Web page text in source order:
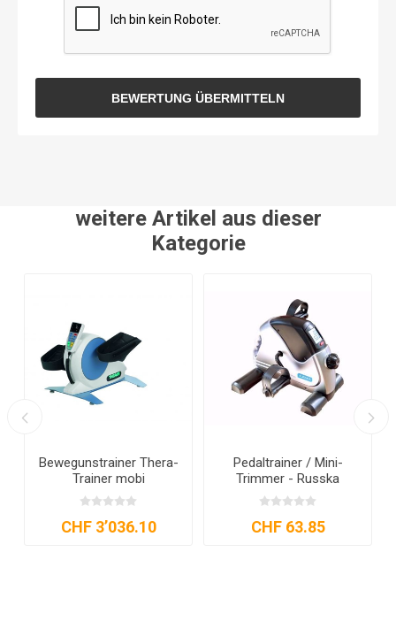
BEWERTUNG ÜBERMITTELN
weitere Artikel aus dieser
Kategorie
Bewegungstrainer
MOTOmed Layson
CHF 11’188.70
Bewegungstrainer
MOTOmed Loop.la
CHF 6’748.40